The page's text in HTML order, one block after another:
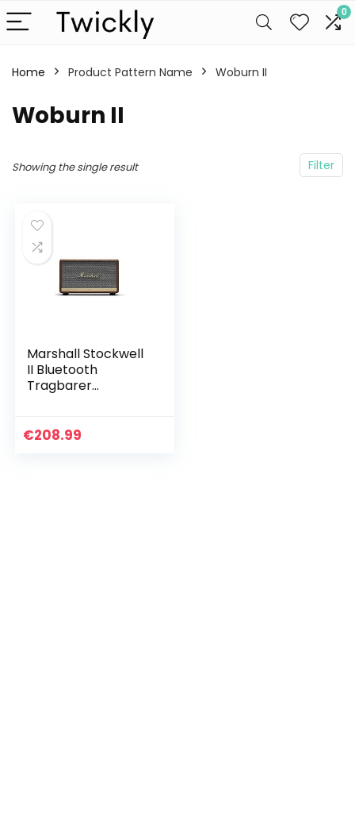
0
Home Product Pattern Name Woburn II
Woburn II
Filter
Showing the single result
Marshall Stockwell
II Bluetooth
Tragbarer
Kabelloser –
€208.99